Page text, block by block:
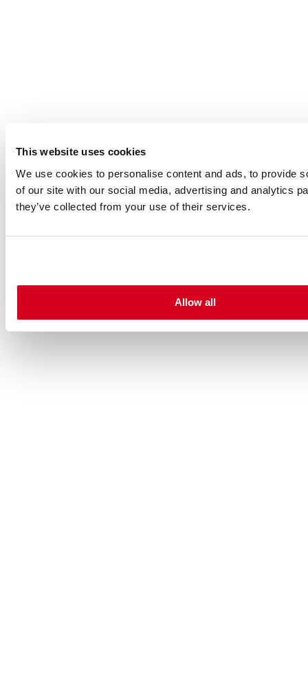
This website uses cookies
We use cookies to personalise content and ads, to provide
of our site with our social media, advertising and analytics
they’ve collected from your use of their services.
Allow all